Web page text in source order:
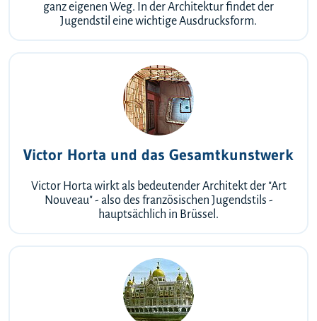
ganz eigenen Weg. In der Architektur findet der
Jugendstil eine wichtige Ausdrucksform.
Victor Horta und das Gesamtkunstwerk
Victor Horta wirkt als bedeutender Architekt der "Art
Nouveau" - also des französischen Jugendstils -
hauptsächlich in Brüssel.